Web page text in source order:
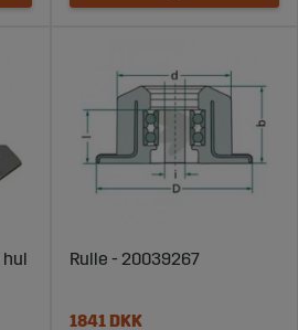
hul
Rulle - 20039267
1841 DKK